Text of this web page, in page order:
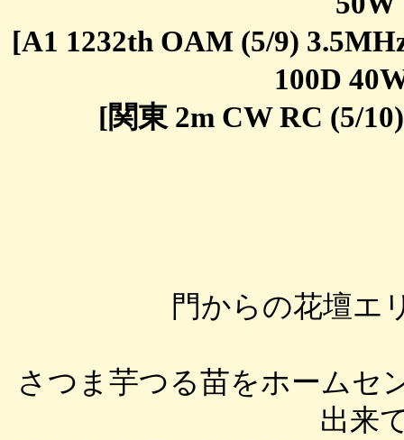
[A1 1232th OAM (5/9)
100D
[関東 2m CW RC (5/
門からの花壇エ
さつま芋つる苗をホームセ
出来